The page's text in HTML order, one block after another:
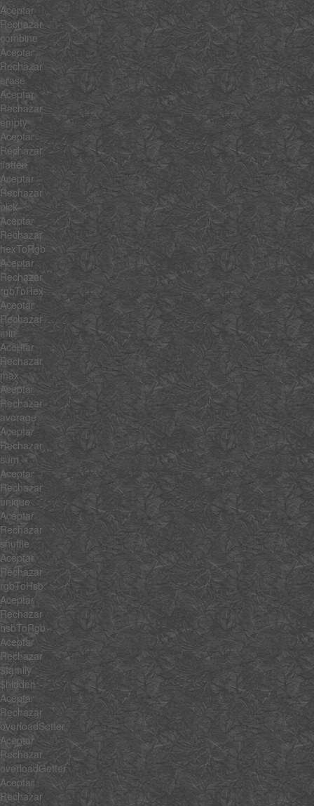
Aceptar
Rechazar
combine
Aceptar
Rechazar
erase
Aceptar
Rechazar
empty
Aceptar
Rechazar
flatten
Aceptar
Rechazar
pick
Aceptar
Rechazar
hexToRgb
Aceptar
Rechazar
rgbToHex
Aceptar
Rechazar
min
Aceptar
Rechazar
max
Aceptar
Rechazar
average
Aceptar
Rechazar
sum
Aceptar
Rechazar
unique
Aceptar
Rechazar
shuffle
Aceptar
Rechazar
rgbToHsb
Aceptar
Rechazar
hsbToRgb
Aceptar
Rechazar
$family
$hidden
Aceptar
Rechazar
overloadSetter
Aceptar
Rechazar
overloadGetter
Aceptar
Rechazar